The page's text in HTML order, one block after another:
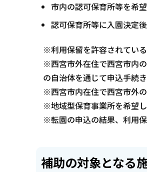
市内の認可保育所等を希
認可保育所等に入園決定
※利用保留を許容されてい
※西宮市外在住で西宮市内
の自治体を通じて申込手続
※西宮市内在住で西宮市外
※地域型保育事業所を希望
※転園の申込の結果、利用
補助の対象となる